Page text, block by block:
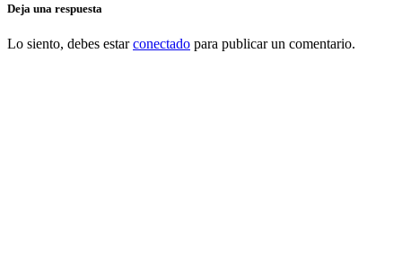
Deja una respuesta
Lo siento, debes estarconectado para publicar un comentario.